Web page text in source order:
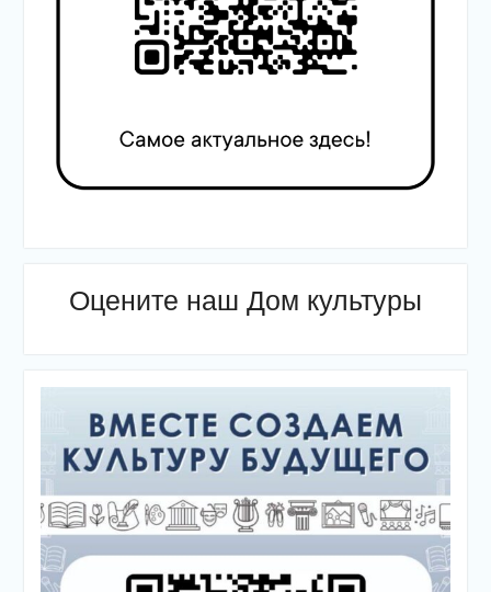
Оцените наш Дом культуры